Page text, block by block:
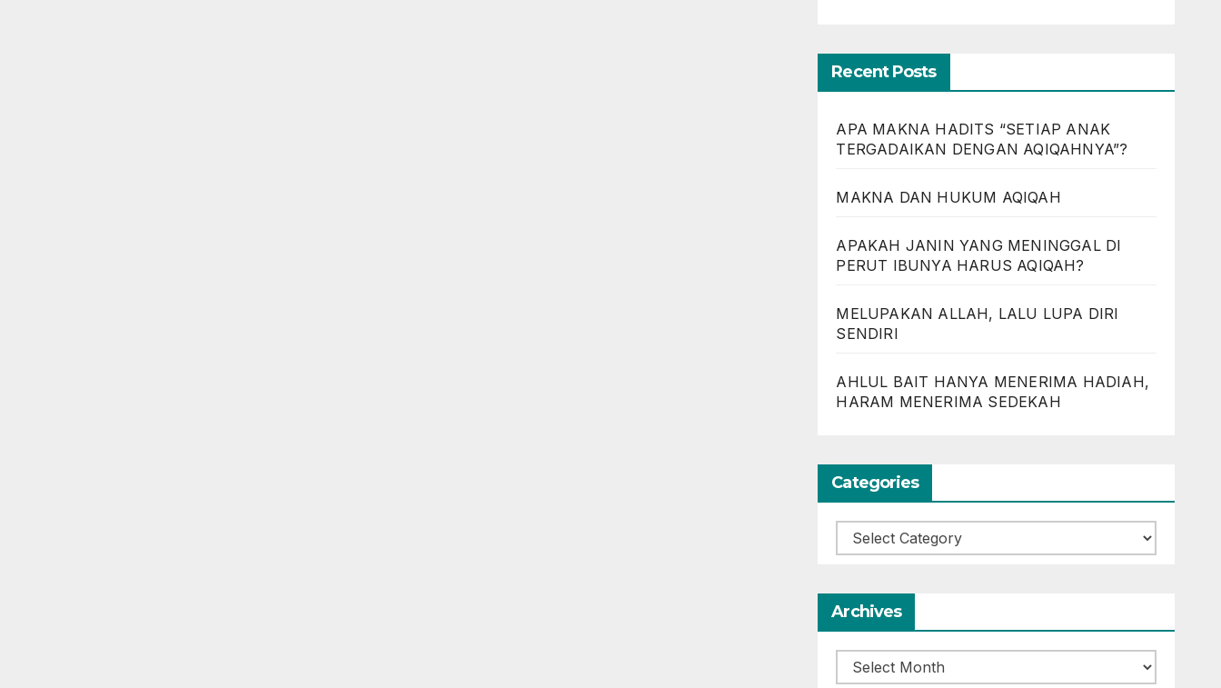
Recent Posts
APA MAKNA HADITS “SETIAP ANAK
TERGADAIKAN DENGAN AQIQAHNYA”?
MAKNA DAN HUKUM AQIQAH
APAKAH JANIN YANG MENINGGAL DI
PERUT IBUNYA HARUS AQIQAH?
MELUPAKAN ALLAH, LALU LUPA DIRI
SENDIRI
AHLUL BAIT HANYA MENERIMA HADIAH,
HARAM MENERIMA SEDEKAH
Categories
Categories
Archives
Archives